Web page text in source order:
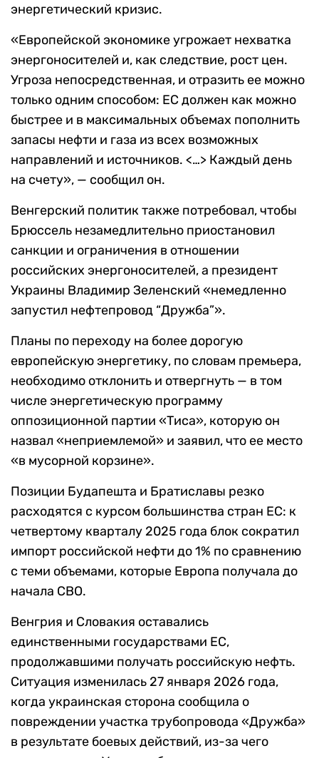
энергетический кризис.
«Европейской экономике угрожает нехватка
энергоносителей и, как следствие, рост цен.
Угроза непосредственная, и отразить ее можно
только одним способом: ЕС должен как можно
быстрее и в максимальных объемах пополнить
запасы нефти и газа из всех возможных
направлений и источников. <…> Каждый день
на счету», — сообщил он.
Венгерский политик также потребовал, чтобы
Брюссель незамедлительно приостановил
санкции и ограничения в отношении
российских энергоносителей, а президент
Украины Владимир Зеленский «немедленно
запустил нефтепровод “Дружба”».
Планы по переходу на более дорогую
европейскую энергетику, по словам премьера,
необходимо отклонить и отвергнуть — в том
числе энергетическую программу
оппозиционной партии «Тиса», которую он
назвал «неприемлемой» и заявил, что ее место
«в мусорной корзине».
Позиции Будапешта и Братиславы резко
расходятся с курсом большинства стран ЕС: к
четвертому кварталу 2025 года блок сократил
импорт российской нефти до 1% по сравнению
с теми объемами, которые Европа получала до
начала СВО.
Венгрия и Словакия оставались
единственными государствами ЕС,
продолжавшими получать российскую нефть.
Ситуация изменилась 27 января 2026 года,
когда украинская сторона сообщила о
повреждении участка трубопровода «Дружба»
в результате боевых действий, из-за чего